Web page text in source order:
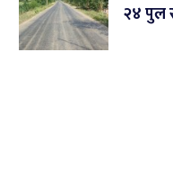
२४ पुल